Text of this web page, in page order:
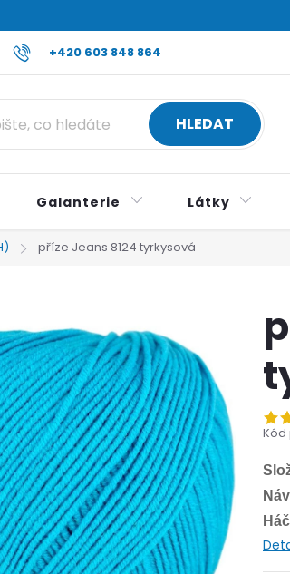
+420 603 848 864
Reklamace a vrácení zboží Všeobecné
HLEDAT
Galanterie Látky
příze Jeans 8124 tyrkysová
Kód